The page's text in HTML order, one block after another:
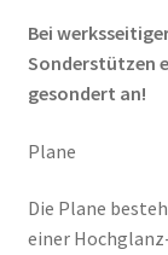
Bei
Sonderstützen
gesondert an!
Plane
Die Plane
einer